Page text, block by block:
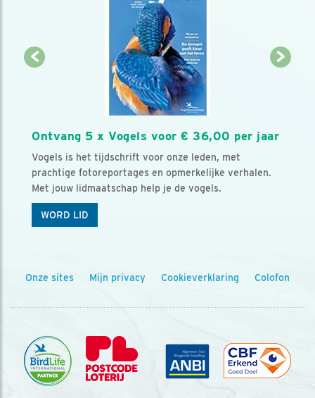
Ontvang 5 x Vogels voor € 36,00 per jaar
Vogels is het tijdschrift voor onze leden, met
prachtige fotoreportages en opmerkelijke verhalen.
Met jouw lidmaatschap help je de vogels.
WORD LID
Onze sites Mijn privacy Cookieverklaring Colofon